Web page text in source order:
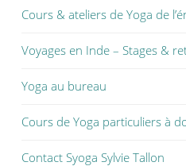
Cours & ateliers de Yoga de
Voyages en Inde – Stages &
Yoga au bureau
Cours de Yoga particuliers à
Contact Syoga Sylvie Tallon